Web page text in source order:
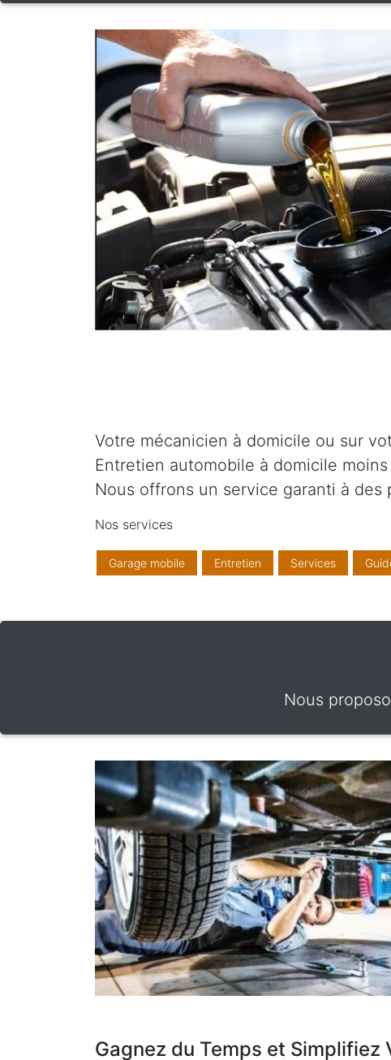
Votre mécanicien à domicile ou sur
Entretien automobile à domicile
Nous offrons un service garanti à
Nos services
Garage mobile Entretien Services
Nous
Gagnez du Temps et Simplifiez